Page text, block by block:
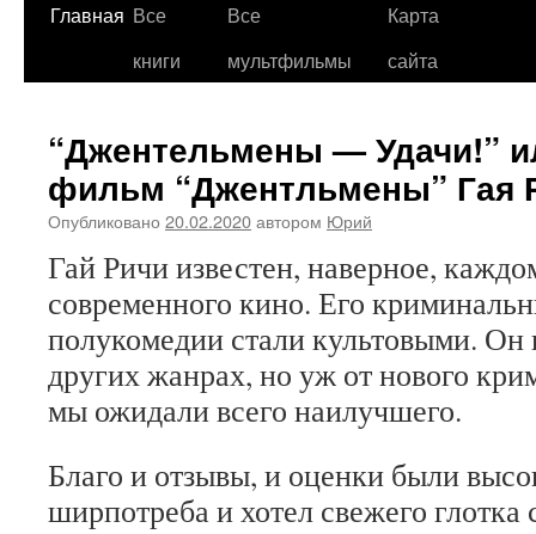
Перейти
Главная Все
книги
Все
мультфильмы
Карта
сайта
“Джентельмены — Удачи!”
фильм “Джентльмены” Гая
Опубликовано 20.02.2020автором Юрий
Гай Ричи известен, наверное,
современного кино. Его
полукомедии стали культовыми. Он
других жанрах, но уж от нового
мы ожидали всего наилучшего.
Благо и отзывы, и оценки были
ширпотреба и хотел свежего глотка